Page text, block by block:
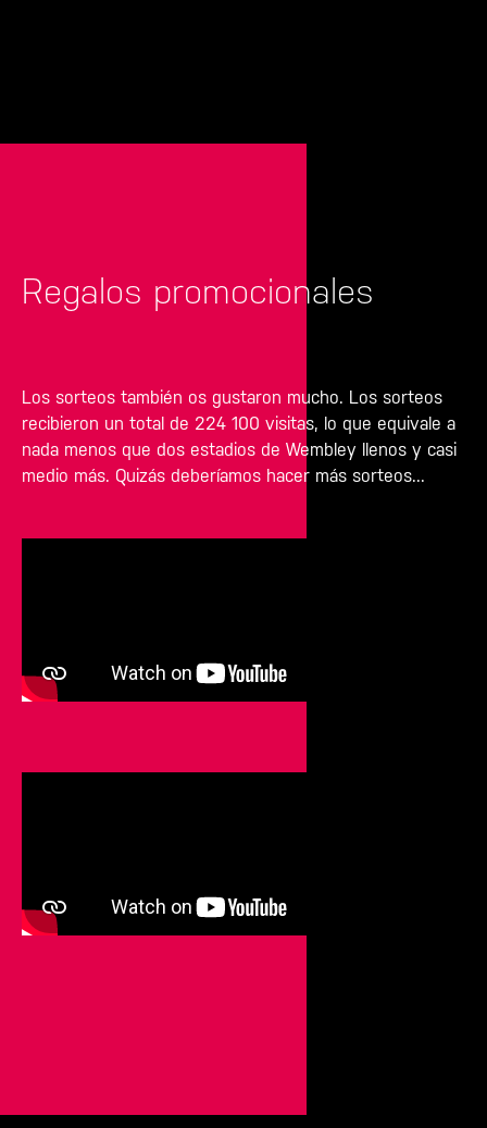
Regalos promocionales
Los sorteos también os gustaron mucho. Los sorteos
recibieron un total de 224 100 visitas, lo que equivale a
nada menos que dos estadios de Wembley llenos y casi
medio más. Quizás deberíamos hacer más sorteos...